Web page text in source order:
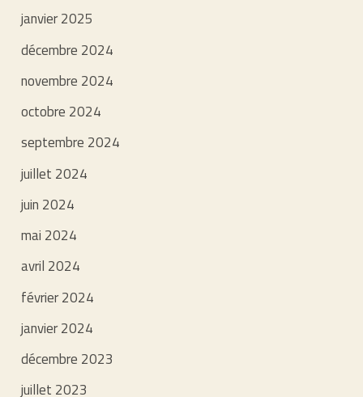
janvier 2025
décembre 2024
novembre 2024
octobre 2024
septembre 2024
juillet 2024
juin 2024
mai 2024
avril 2024
février 2024
janvier 2024
décembre 2023
juillet 2023